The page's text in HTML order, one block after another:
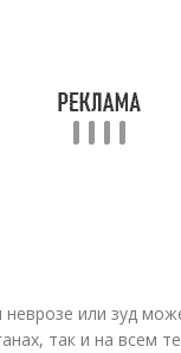
или зуд
так и на всем